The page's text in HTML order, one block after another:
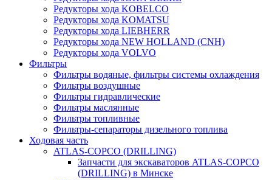
Редукторы хода KOBELCO
Редукторы хода KOMATSU
Редукторы хода LIEBHERR
Редукторы хода NEW HOLLAND (CNH)
Редукторы хода VOLVO
Фильтры
Фильтры водяные, фильтры системы охлаждения
Фильтры воздушные
Фильтры гидравлические
Фильтры маслянные
Фильтры топливные
Фильтры-сепараторы дизельного топлива
Ходовая часть
ATLAS-COPCO (DRILLING)
Запчасти для экскаваторов ATLAS-COPCO
(DRILLING) в Минске